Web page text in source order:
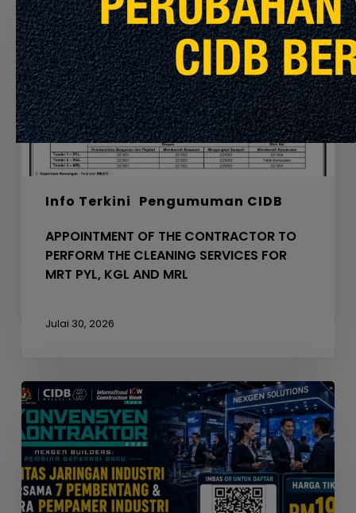
Info Terkini Pengumuman CIDB
THE
CONTRACTOR
TO
PERFORM
THE
CLEANING
SERVICES
FOR
APPOINTMENT OF THE CONTRACTOR TO
PERFORM THE CLEANING SERVICES FOR
MRT PYL, KGL AND MRL
Julai 30, 2026
Seminar
Konvensyen
Kontraktor
2026